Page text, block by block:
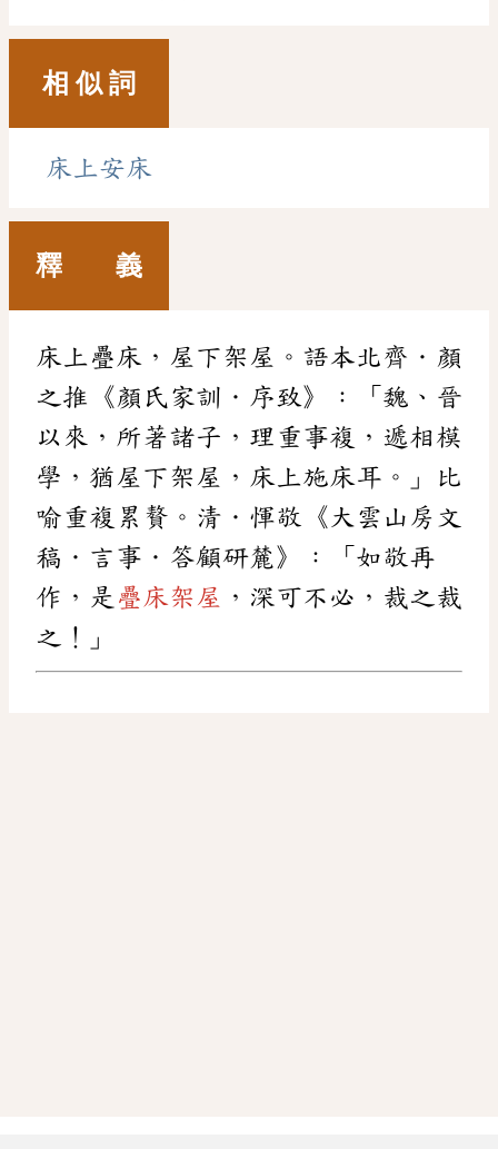
相 似 詞
床上安床
釋 義
床上疊床，屋下架屋。語本北齊．顏
之推《顏氏家訓．序致》：「魏、晉
以來，所著諸子，理重事複，遞相模
學，猶屋下架屋，床上施床耳。」比
喻重複累贅。清．惲敬《大雲山房文
稿．言事．答顧研麓》：「如敬再
作，是 疊床架屋 ，深可不必，裁之裁
之！」